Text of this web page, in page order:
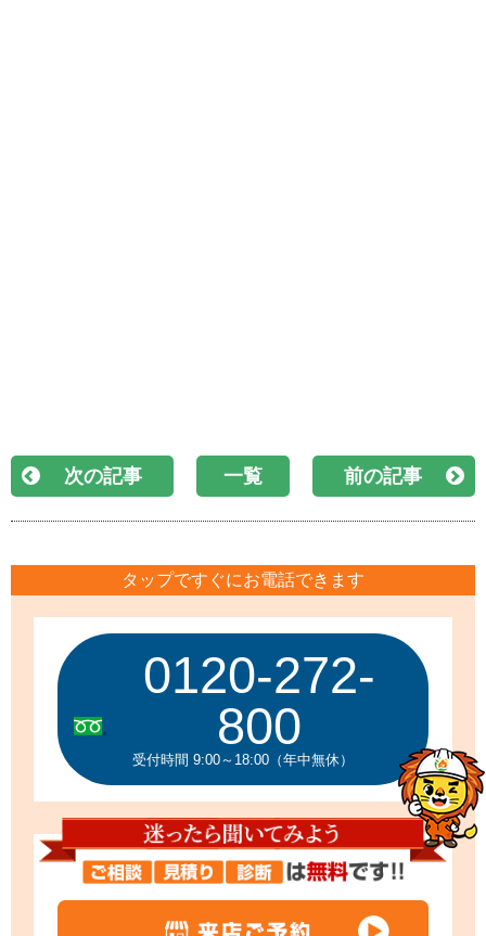
次の記事 一覧 前の記事
タップですぐにお電話できます
0120-272-
800
受付時間 9:00～18:00（年中無休）